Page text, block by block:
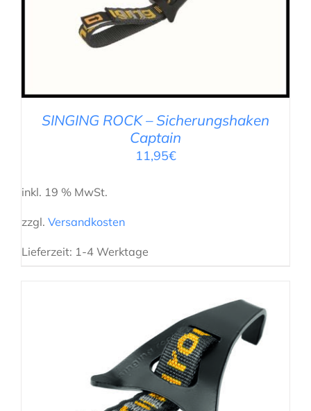
IN DEN WARENKORB /
SINGING ROCK – Sicherungshaken
Captain
11,95€
inkl. 19 % MwSt.
zzgl. Versandkosten
Lieferzeit: 1-4 Werktage
IN DEN WARENKORB / DETAILS